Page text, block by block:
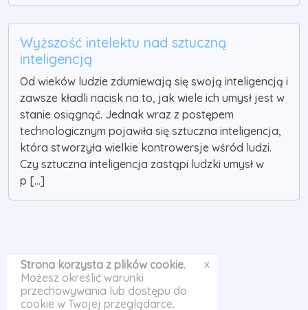
Wyższość intelektu nad sztuczną
inteligencją
Od wieków ludzie zdumiewają się swoją inteligencją i
zawsze kładli nacisk na to, jak wiele ich umysł jest w
stanie osiągnąć. Jednak wraz z postępem
technologicznym pojawiła się sztuczna inteligencja,
która stworzyła wielkie kontrowersje wśród ludzi.
Czy sztuczna inteligencja zastąpi ludzki umysł w
p [...]
Strona korzysta z plików cookie.
Możesz określić warunki
przechowywania lub dostępu do
cookie w Twojej przeglądarce.
x